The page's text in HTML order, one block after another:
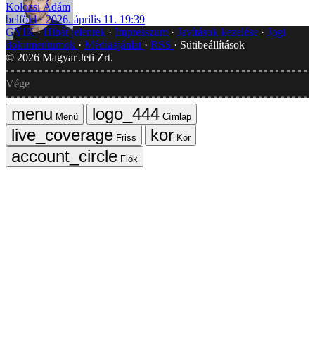
Kolozsi Ádám
belföld
2026. április 11. 19:39
GYIK Hibát jelentek Impresszum Javítások kezelése
Jogi
dokumentumok
Médiaajánlat RSS
Sütibeállítások
© 2026 Magyar Jeti Zrt.
Vége
Menü
Címlap
Friss
Kör
Fiók